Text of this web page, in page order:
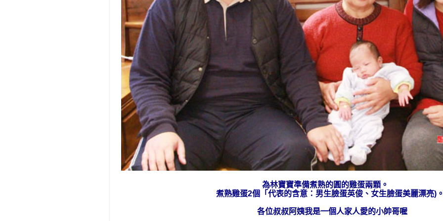
為林寶寶準備煮熟的圓的雞蛋兩顆。
煮熟雞蛋2個「代表的含意：男生臉蛋英俊、女生臉蛋美麗漂亮)
各位叔叔阿姨我是一個人家人愛的小帥哥喔